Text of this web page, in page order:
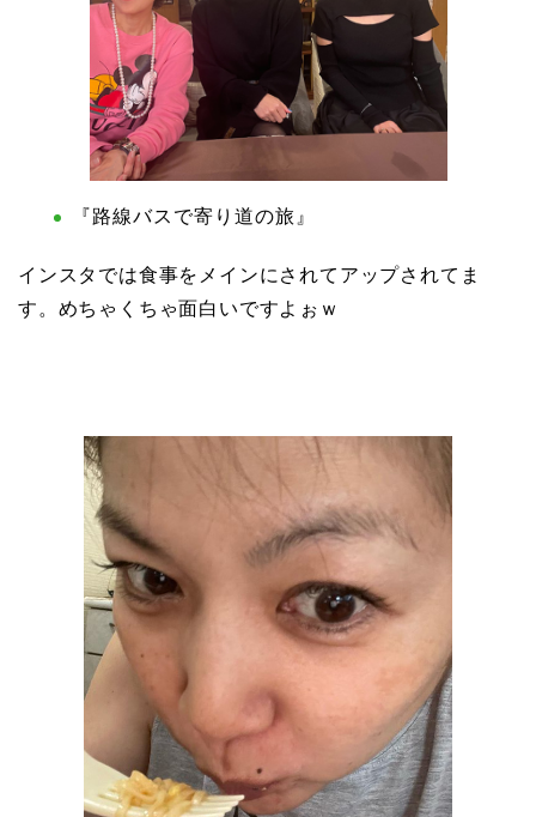
『路線バスで寄り道の旅』
インスタでは食事をメインにされてアップされてま
す。めちゃくちゃ面白いですよぉｗ